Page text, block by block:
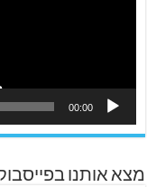
00:00
מצא אותנו